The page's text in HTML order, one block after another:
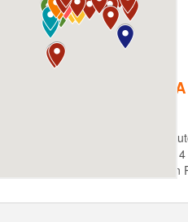
DIN NOU PE
R.E.A.D.C a dat în judecată
întai din Anexa Ordinului 1/
Colegiului Medicilor Vetreinari